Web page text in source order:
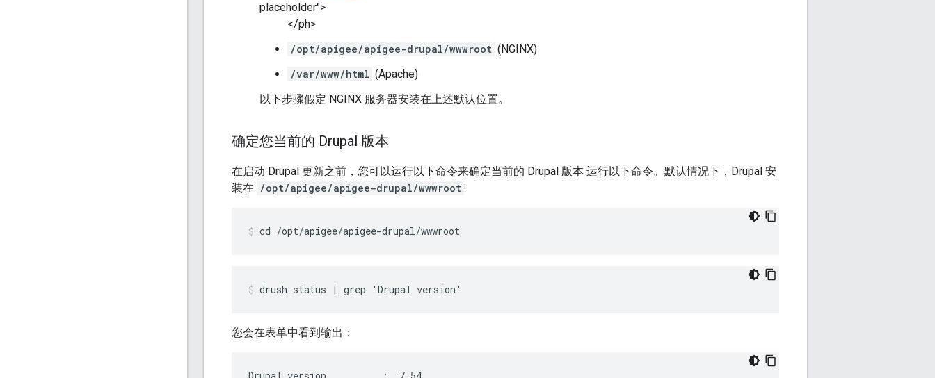
placeholder">
</ph>
/opt/apigee/apigee-drupal/wwwroot (NGINX)
/var/www/html (Apache)
以下步骤假定 NGINX 服务器安装在上述默认位置。
确定您当前的 Drupal 版本
在启动 Drupal 更新之前，您可以运行以下命令来确定当前的 Drupal 版本 运行以下命令。默认情况下，Drupal 安
装在 /opt/apigee/apigee-drupal/wwwroot :
cd /opt/apigee/apigee-drupal/wwwroot
drush status | grep 'Drupal version'
您会在表单中看到输出：